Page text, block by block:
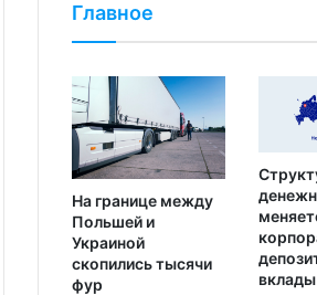
Главное
На границе между
Польшей и
Украиной
скопились тысячи
фур